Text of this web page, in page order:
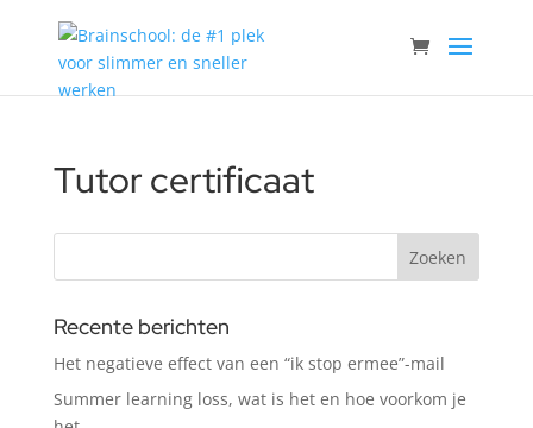
Tutor certificaat
Recente berichten
Het negatieve effect van een “ik stop ermee”-mail
Summer learning loss, wat is het en hoe voorkom je